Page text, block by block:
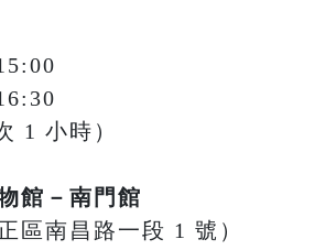
1 小時）
館－南門館
區南昌路一段 1 號）